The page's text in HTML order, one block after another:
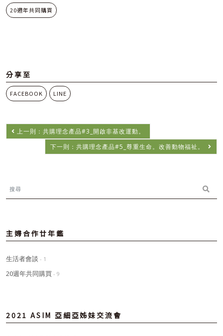
20週年共同購買
分享至
FACEBOOK LINE
上一則：共購理念產品#3_開啟非基改運動。
下一則：共購理念產品#5_尊重生命。改善動物福祉。
主婦合作廿年鑑
生活者會談 - 1
20週年共同購買 - 9
2021 ASIM 亞細亞姊妹交流會